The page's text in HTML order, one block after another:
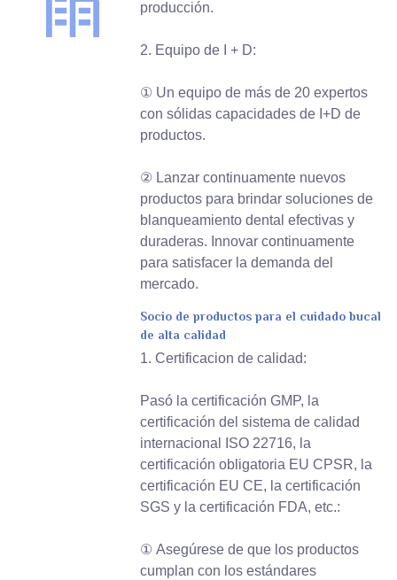
producción.
2. Equipo de I + D:
① Un equipo de más de 20 expertos
con sólidas capacidades de I+D de
productos.
② Lanzar continuamente nuevos
productos para brindar soluciones de
blanqueamiento dental efectivas y
duraderas. Innovar continuamente
para satisfacer la demanda del
mercado.
Socio de productos para el cuidado bucal
de alta calidad
1. Certificacion de calidad:
Pasó la certificación GMP, la
certificación del sistema de calidad
internacional ISO 22716, la
certificación obligatoria EU CPSR, la
certificación EU CE, la certificación
SGS y la certificación FDA, etc.:
① Asegúrese de que los productos
cumplan con los estándares